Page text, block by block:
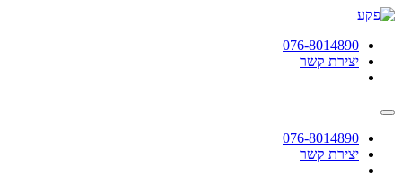
תחילתו
אינטרנט,
לחץ
כדי
לאזור
תוכן
מרכזי
076-8014890
יצירת קשר
076-8014890
יצירת קשר